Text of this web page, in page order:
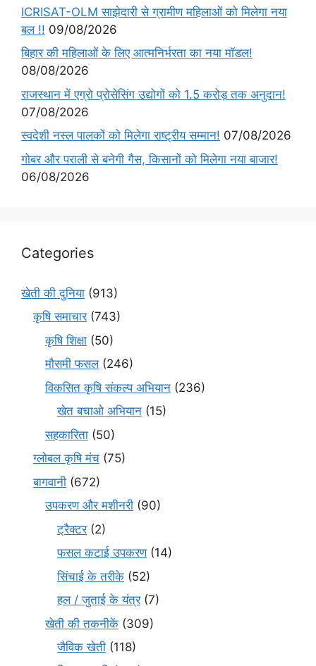
ICRISAT-OLM साझेदारी से ग्रामीण महिलाओं को मिलेगा नया
बल !! 09/08/2026
बिहार की महिलाओं के लिए आत्मनिर्भरता का नया मॉडल!
08/08/2026
राजस्थान में एग्रो प्रोसेसिंग उद्योगों को 1.5 करोड़ तक अनुदान!
07/08/2026
स्वदेशी नस्ल पालकों को मिलेगा राष्ट्रीय सम्मान! 07/08/2026
गोबर और पराली से बनेगी गैस, किसानों को मिलेगा नया बाजार!
06/08/2026
Categories
खेती की दुनिया (913)
कृषि समाचार(743)
कृषि शिक्षा (50)
मौसमी फसल(246)
विकसित कृषि संकल्प अभियान (236)
खेत बचाओ अभियान (15)
सहकारिता (50)
ग्लोबल कृषि मंच (75)
बागवानी (672)
उपकरण और मशीनरी (90)
ट्रैक्टर(2)
फसल कटाई उपकरण(14)
सिंचाई के तरीके (52)
हल / जुताई के यंत्र(7)
खेती की तकनीकें (309)
जैविक खेती (118)